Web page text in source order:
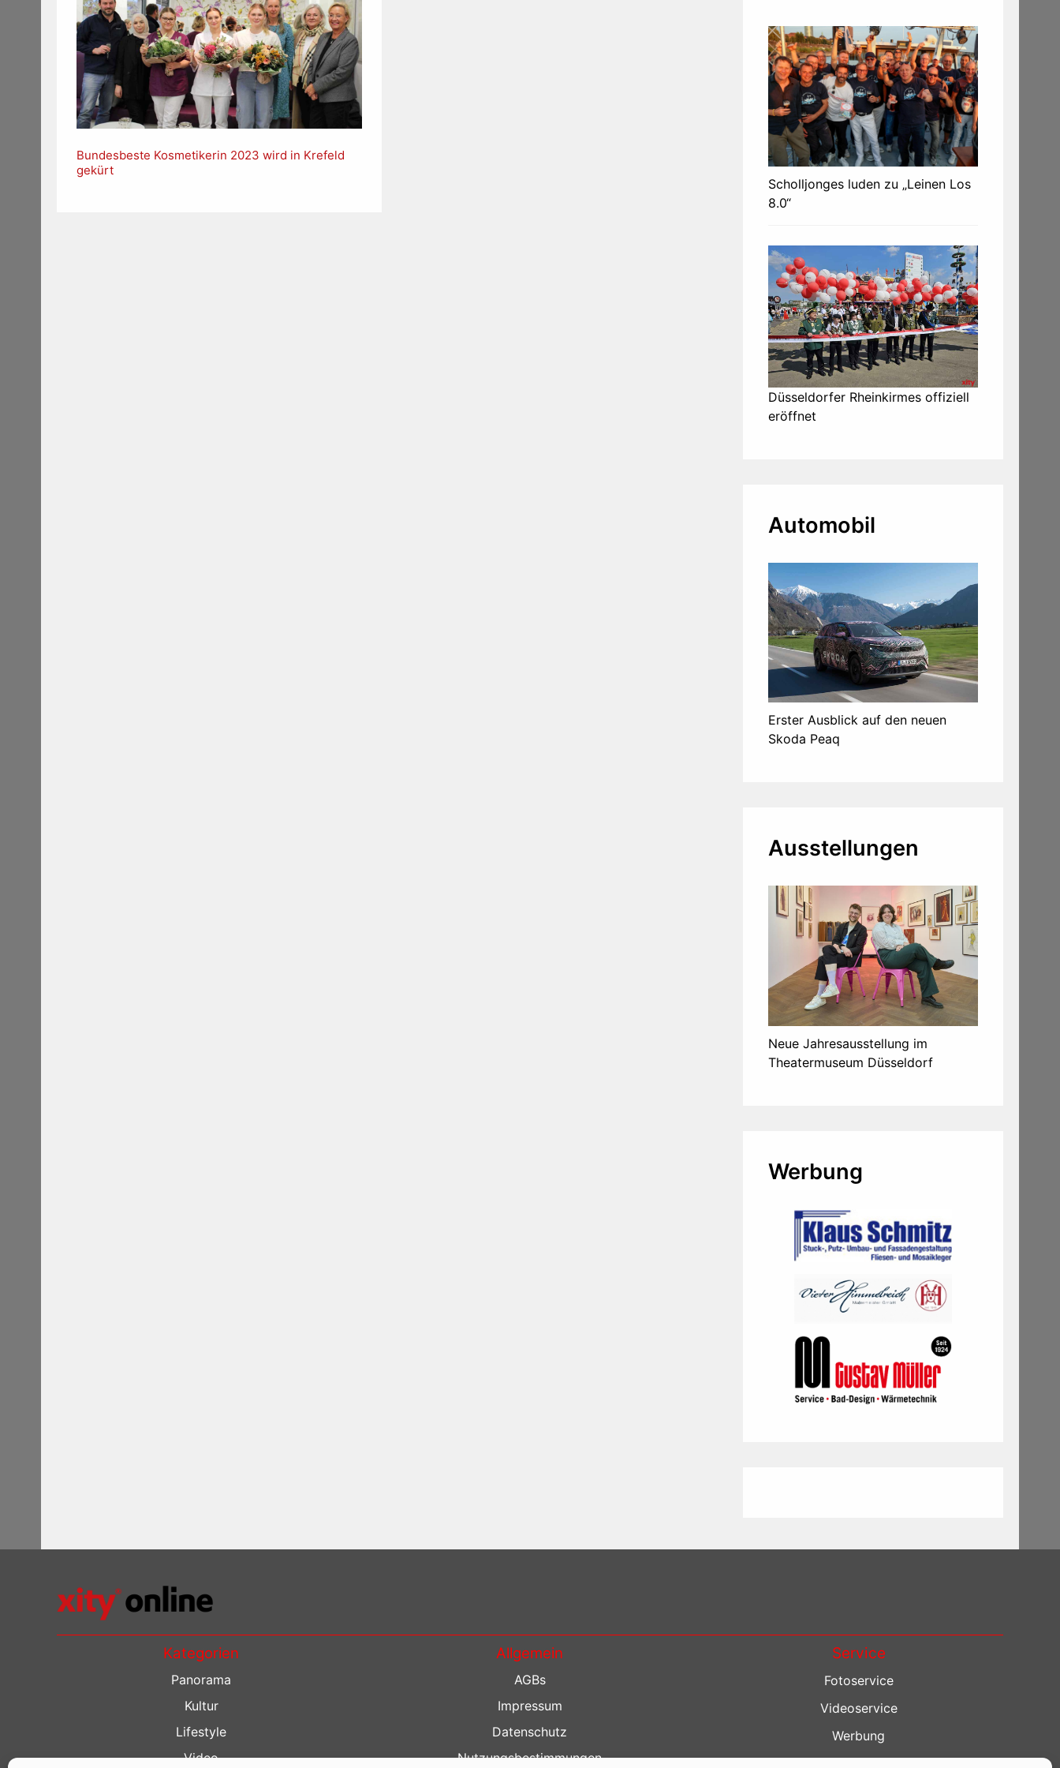
Bundesbeste Kosmetikerin 2023 wird in Krefeld
gekürt
Scholljonges luden zu „Leinen Los
8.0“
Düsseldorfer Rheinkirmes offiziell
eröffnet
Automobil
Erster Ausblick auf den neuen
Skoda Peaq
Ausstellungen
Neue Jahresausstellung im
Theatermuseum Düsseldorf
Werbung
Kategorien
Panorama
Kultur
Lifestyle
Video
Allgemein
AGBs
Impressum
Datenschutz
Nutzungsbestimmungen
Service
Fotoservice
Videoservice
Werbung